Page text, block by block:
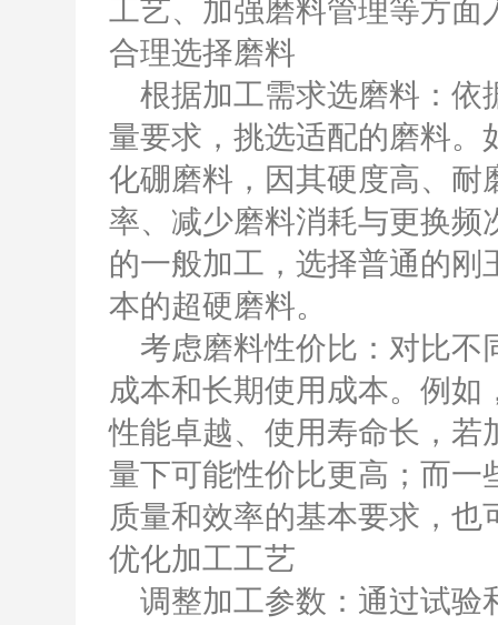
工艺、加强磨料管理等方面
合理选择磨料
根据加工需求选磨料：依
量要求，挑选适配的磨料。
化硼磨料，因其硬度高、耐
率、减少磨料消耗与更换频
的一般加工，选择普通的
本的超硬磨料。
考虑磨料性价比：对比不
成本和长期使用成本。例
性能卓越、使用寿命长，若
量下可能性价比更高；而一
质量和效率的基本要求，
优化加工工艺
调整加工参数：通过试验